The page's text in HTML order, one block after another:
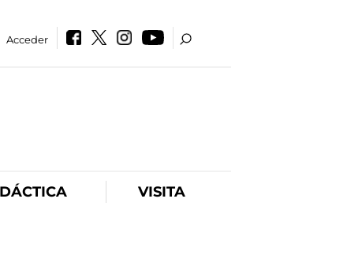
Acceder
VISITA